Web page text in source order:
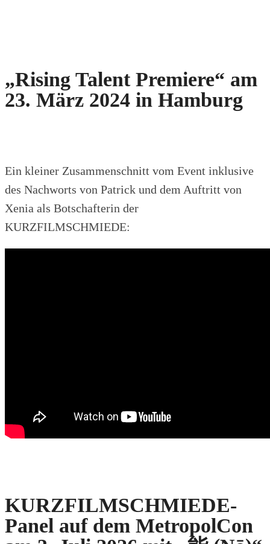
„Rising Talent Premiere“ am
23. März 2024 in Hamburg
Ein kleiner Zusammenschnitt vom Event inklusive
des Nachworts von Patrick und dem Auftritt von
Xenia als Botschafterin der
KURZFILMSCHMIEDE:
KURZFILMSCHMIEDE-
Panel auf dem MetropolCon